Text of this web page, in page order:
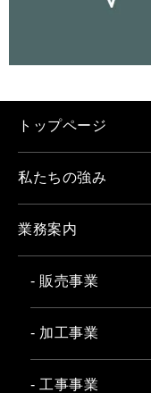
トップページ
私たちの強み
業務案内
- 販売事業
- 加工事業
- 工事事業